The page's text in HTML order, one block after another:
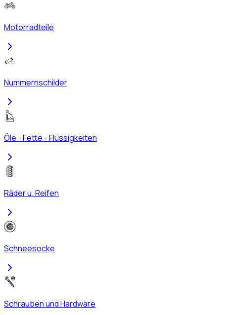
Motorradteile
Nummernschilder
Öle - Fette - Flüssigkeiten
Räder u. Reifen
Schneesocke
Schrauben und Hardware